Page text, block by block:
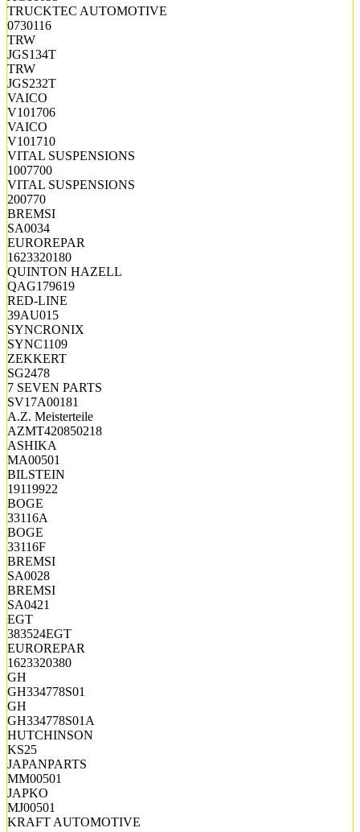
TRUCKTEC AUTOMOTIVE
0730116
TRW
JGS134T
TRW
JGS232T
VAICO
V101706
VAICO
V101710
VITAL SUSPENSIONS
1007700
VITAL SUSPENSIONS
200770
BREMSI
SA0034
EUROREPAR
1623320180
QUINTON HAZELL
QAG179619
RED-LINE
39AU015
SYNCRONIX
SYNC1109
ZEKKERT
SG2478
7 SEVEN PARTS
SV17A00181
A.Z. Meisterteile
AZMT420850218
ASHIKA
MA00501
BILSTEIN
19119922
BOGE
33116A
BOGE
33116F
BREMSI
SA0028
BREMSI
SA0421
EGT
383524EGT
EUROREPAR
1623320380
GH
GH334778S01
GH
GH334778S01A
HUTCHINSON
KS25
JAPANPARTS
MM00501
JAPKO
MJ00501
KRAFT AUTOMOTIVE